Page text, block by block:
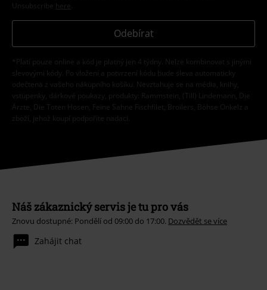
Unsubscribe here
Odebírat
*Platí pouze online a kód je platný jen 4 týdny. Nelze kombinovat s jinými
slevovými kódy. Po vložení a potvrzení kódu bude sleva automaticky
odečtena z vašeho nákupního košíku. Nevztahuje se na média, knihy,
vstupenky, dárkové poukazy, produkty: Rammstein, (Till) Lindemann, Die
Ärzte, Die Toten Hosen, Feine Sahne Fischfilet, Broilers, Böhse Onkelz a
zboží, jehož koupí podpoříte nadaci.
Náš zákaznický servis je tu pro vás
Znovu dostupné: Pondělí od 09:00 do 17:00. Dozvědět se více
Zahájit chat